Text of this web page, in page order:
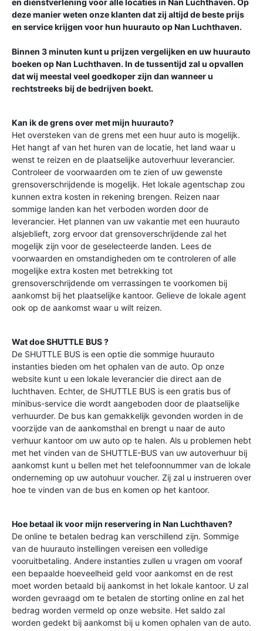
en dienstverlening voor alle locaties in Nan Luchthaven. Op
deze manier weten onze klanten dat zij altijd de beste prijs
en service krijgen voor hun huurauto opNan Luchthaven.
Binnen 3 minuten kunt u prijzen vergelijken en uw huurauto
boeken opNan Luchthaven. In de tussentijd zal u opvallen
dat wij meestal veel goedkoper zijn dan wanneer u
rechtstreeks bij de bedrijven boekt.
Kan ik de grens over met mijn huurauto?
Het oversteken van de grens met een huur auto is mogelijk.
Het hangt af van het huren van de locatie, het land waar u
wenst te reizen en de plaatselijke autoverhuur leverancier.
Controleer de voorwaarden om te zien of uw gewenste
grensoverschrijdende is mogelijk. Het lokale agentschap zou
kunnen extra kosten in rekening brengen. Reizen naar
sommige landen kan het verboden worden door de
leverancier. Het plannen van uw vakantie met een huurauto
alsjeblieft, zorg ervoor dat grensoverschrijdende zal het
mogelijk zijn voor de geselecteerde landen. Lees de
voorwaarden en omstandigheden om te controleren of alle
mogelijke extra kosten met betrekking tot
grensoverschrijdende om verrassingen te voorkomen bij
aankomst bij het plaatselijke kantoor. Gelieve de lokale agent
ook op de aankomst waar u wilt reizen.
Wat doe SHUTTLE BUS ?
De SHUTTLE BUS is een optie die sommige huurauto
instanties bieden om het ophalen van de auto. Op onze
website kunt u een lokale leverancier die direct aan de
luchthaven. Echter, de SHUTTLE BUS is een gratis bus of
minibus-service die wordt aangeboden door de plaatselijke
verhuurder. De bus kan gemakkelijk gevonden worden in de
voorzijde van de aankomsthal en brengt u naar de auto
verhuur kantoor om uw auto op te halen. Als u problemen hebt
met het vinden van de SHUTTLE-BUS van uw autoverhuur bij
aankomst kunt u bellen met het telefoonnummer van de lokale
onderneming op uw autohuur voucher. Zij zal u instrueren over
hoe te vinden van de bus en komen op het kantoor.
Hoe betaal ik voor mijn reservering in Nan Luchthaven?
De online te betalen bedrag kan verschillend zijn. Sommige
van de huurauto instellingen vereisen een volledige
vooruitbetaling. Andere instanties zullen u vragen om vooraf
een bepaalde hoeveelheid geld voor aankomst en de rest
moet worden betaald bij aankomst in het lokale kantoor. U zal
worden gevraagd om te betalen de storting online en zal het
bedrag worden vermeld op onze website. Het saldo zal
worden gedekt bij aankomst bij u komen ophalen van de auto.